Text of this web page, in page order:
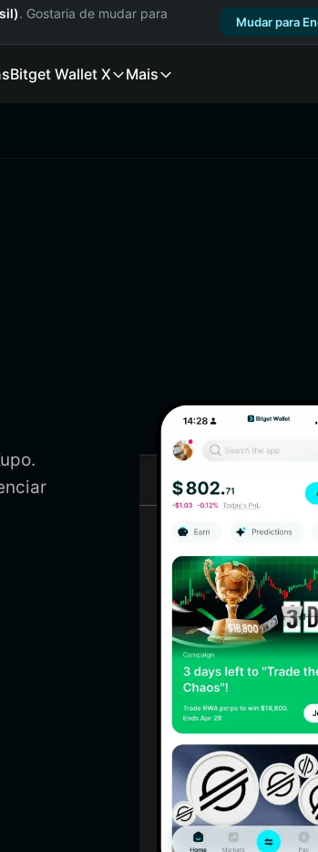
. Gostaria de mudar para
Mudar para
Bitget Wallet X Mais